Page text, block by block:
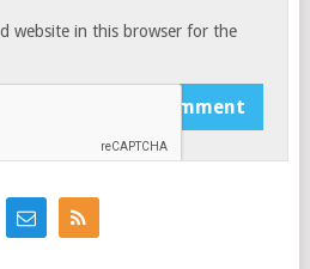
website in this browser for the